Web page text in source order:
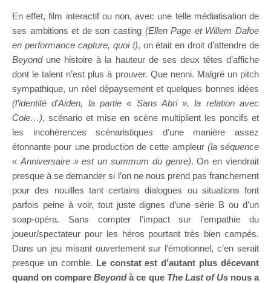
En effet, film interactif ou non, avec une telle médiatisation de
ses ambitions et de son casting (Ellen Page et Willem Dafoe
en performance capture, quoi !), on était en droit d’attendre de
Beyondune histoire à la hauteur de ses deux têtes d’affiche
dont le talent n’est plus à prouver. Que nenni. Malgré un pitch
sympathique, un réel dépaysement et quelques bonnes idées
(l’identité d’Aiden, la partie « Sans Abri », la relation avec
Cole…), scénario et mise en scène multiplient les poncifs et
les incohérences scénaristiques d’une manière assez
étonnante pour une production de cette ampleur(la séquence
« Anniversaire » est un summum du genre). On en viendrait
presque à se demander si l’on ne nous prend pas franchement
pour des nouilles tant certains dialogues ou situations font
parfois peine à voir, tout juste dignes d’une série B ou d’un
soap-opéra. Sans compter l’impact sur l’empathie du
joueur/spectateur pour les héros pourtant très bien campés.
Dans un jeu misant ouvertement sur l’émotionnel, c’en serait
presque un comble. Le constat est d’autant plus décevant
quand on compareBeyondà ce que The Last of Usnous a